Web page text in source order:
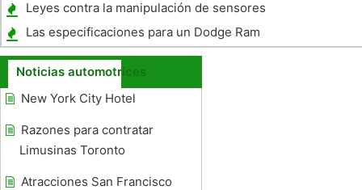
Leyes contra la manipulación de sensores
de O2
Las especificaciones para un Dodge Ram
2500 V10
Noticias automotrices
New York City Hotel
Razones para contratar
Limusinas Toronto
Atracciones San Francisco